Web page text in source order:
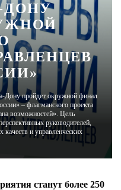
ХАЙП
ЧЕЛОВЕК ОСОБЕННЫЙ
КУЛЬТ ЕДЫ
АФИША
ДОНУ
Дону пройдет окружной финал
– флагманского проекта
возможностей». Цель
руководителей,
и управленческих
станут более 250